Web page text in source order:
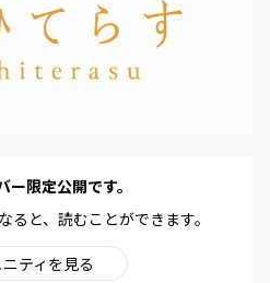
ー限定公開です。
ると、読むことができます。
ティを見る